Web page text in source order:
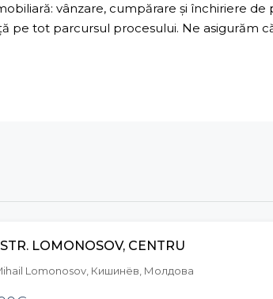
vânzare, cumpărare și închiriere de
pe tot parcursul procesului. Ne asigurăm
LOMONOSOV, CENTRU
Lomonosov, Кишинёв, Молдова